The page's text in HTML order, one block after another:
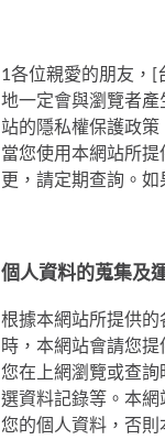
1各位親愛的朋友，[
地一定會與瀏覽者
站的隱私權保護政
當您使用本網站所
更，請定期查詢。
個人資料的蒐集及
根據本網站所提供
時，本網站會請您
您在上網瀏覽或查
選資料記錄等。本網
您的個人資料，否